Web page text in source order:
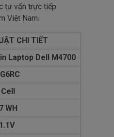
tư vấn trực tiếp
Việt Nam.
CHI TIẾT
Laptop Dell M4700
Cell
WH